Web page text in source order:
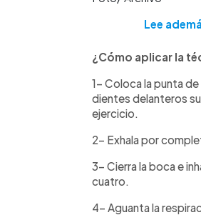
Lee
¿Cómo aplicar la
1- Coloca la punta
dientes delanteros
ejercicio.
2- Exhala por
3- Cierra la boca e
cuatro.
4- Aguanta la